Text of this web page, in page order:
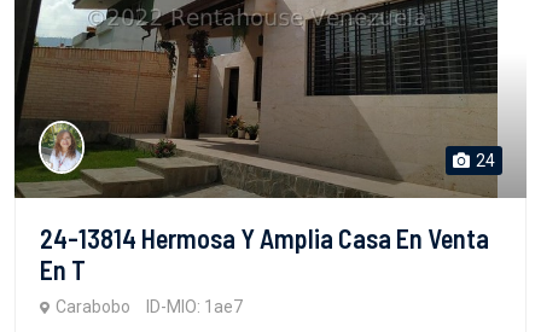
24
24-13814 Hermosa Y Amplia Casa En Venta
En T
Carabobo ID-MIO: 1ae7